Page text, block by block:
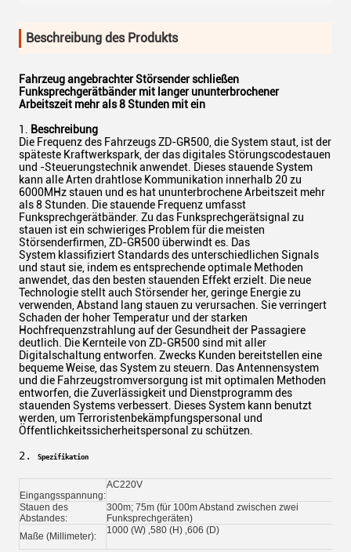
Beschreibung des Produkts
Fahrzeug angebrachter Störsender schließen
Funksprechgerätbänder mit langer ununterbrochener
Arbeitszeit mehr als 8 Stunden mit ein
1. Beschreibung
Die Frequenz des Fahrzeugs ZD-GR500, die System staut, ist der
späteste Kraftwerkspark, der das digitales Störungscodestauen
und -Steuerungstechnik anwendet. Dieses stauende System
kann alle Arten drahtlose Kommunikation innerhalb 20 zu
6000MHz stauen und es hat ununterbrochene Arbeitszeit mehr
als 8 Stunden. Die stauende Frequenz umfasst
Funksprechgerätbänder. Zu das Funksprechgerätsignal zu
stauen ist ein schwieriges Problem für die meisten
Störsenderfirmen, ZD-GR500 überwindt es. Das
System klassifiziert Standards des unterschiedlichen Signals
und staut sie, indem es entsprechende optimale Methoden
anwendet, das den besten stauenden Effekt erzielt. Die neue
Technologie stellt auch Störsender her, geringe Energie zu
verwenden, Abstand lang stauen zu verursachen. Sie verringert
Schaden der hoher Temperatur und der starken
Hochfrequenzstrahlung auf der Gesundheit der Passagiere
deutlich. Die Kernteile von ZD-GR500 sind mit aller
Digitalschaltung entworfen. Zwecks Kunden bereitstellen eine
bequeme Weise, das System zu steuern. Das Antennensystem
und die Fahrzeugstromversorgung ist mit optimalen Methoden
entworfen, die Zuverlässigkeit und Dienstprogramm des
stauenden Systems verbessert. Dieses System kann benutzt
werden, um Terroristenbekämpfungspersonal und
Öffentlichkeitssicherheitspersonal zu schützen.
2.
Spezifikation
Eingangsspannung:
AC220V
Stauen des
Abstandes:
300m; 75m (für 100m Abstand zwischen zwei
Funksprechgeräten)
Maße (Millimeter):
1000 (W) ‚580 (H) ‚606 (D)